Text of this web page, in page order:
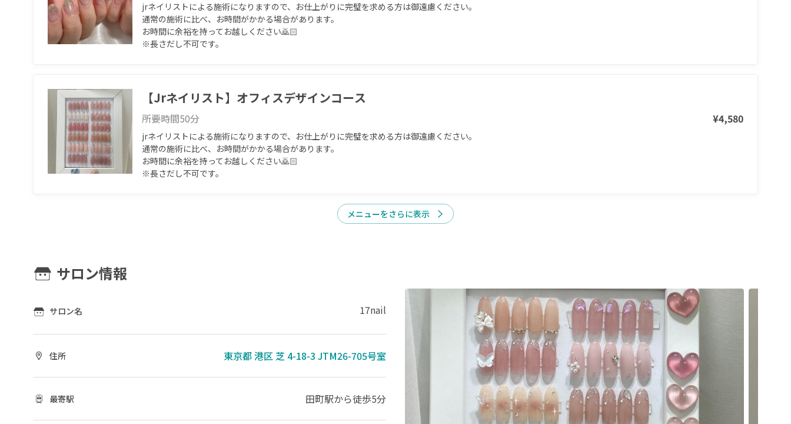
jrネイリストによる施術になりますので、お仕上がりに完璧を求める方は御遠慮ください。
通常の施術に比べ、お時間がかかる場合があります。
お時間に余裕を持ってお越しください🙇🏻
※長さだし不可です。
【Jrネイリスト】オフィスデザインコース
所要時間50分 ¥4,580
jrネイリストによる施術になりますので、お仕上がりに完璧を求める方は御遠慮ください。
通常の施術に比べ、お時間がかかる場合があります。
お時間に余裕を持ってお越しください🙇🏻
※長さだし不可です。
メニューをさらに表示
サロン情報
サロン名 17nail
住所 東京都 港区 芝 4-18-3 JTM26-705号室
最寄駅 田町駅から徒歩5分